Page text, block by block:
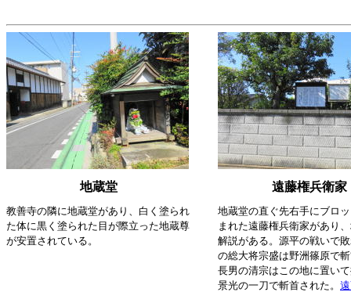
地蔵堂 遠藤権兵衛家
教善寺の隣に地蔵堂があり、白く塗られ
た体に黒く塗られた目が際立った地蔵尊
が安置されている。
地蔵堂の直ぐ先右手にブロ
まれた遠藤権兵衛家があり
解説がある。源平の戦いで
の総大将宗盛は野洲篠原で
長男の清宗はこの地に置い
景光の一刀で斬首された。